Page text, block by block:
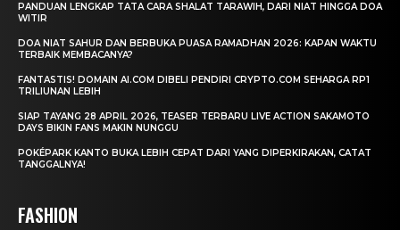
PANDUAN LENGKAP TATA CARA SHALAT TARAWIH, DARI NIAT HINGGA DOA
WITIR
DOA NIAT SAHUR DAN BERBUKA PUASA RAMADHAN 2026: KAPAN WAKTU
TERBAIK MEMBACANYA?
FANTASTIS! DOMAIN AI.COM DIBELI PENDIRI CRYPTO.COM SEHARGA RP1
TRILIUNAN LEBIH
SIAP TAYANG 28 APRIL 2026, TEASER TERBARU LIVE ACTION SAKAMOTO
DAYS BIKIN FANS MAKIN NUNGGU
POKÉPARK KANTO BUKA LEBIH CEPAT DARI YANG DIPERKIRAKAN, CATAT
TANGGALNYA!
FASHION